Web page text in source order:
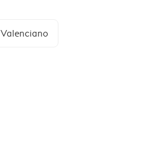
Valenciano